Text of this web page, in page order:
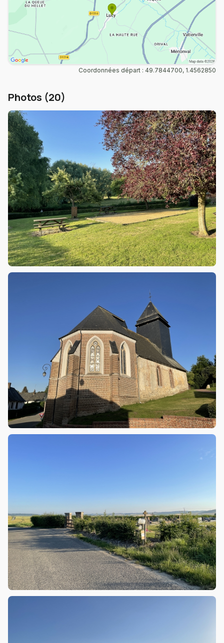
Coordonnées départ : 49.7844700, 1.4562850
Photos (20)